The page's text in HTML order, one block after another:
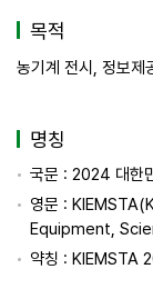
목적
농기계 전시, 정보제
명칭
국문 : 2024 대한
영문 :
Equipment,
약칭 : KIEMSTA